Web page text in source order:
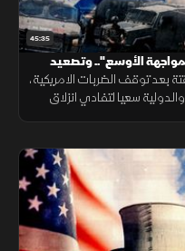
45:35
الأوسع".. وتصعيد
توقف الضربات الامريكية،
سعيا لتفادي انزلاق